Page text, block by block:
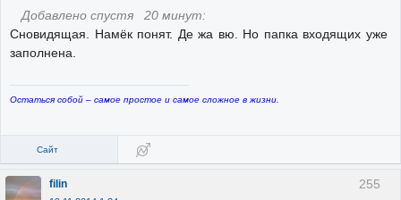
Добавлено спустя 20 минут:
Сновидящая. Намёк понят. Де жа вю. Но папка входящих уже
заполнена.
Остаться собой – самое простое и самое сложное в жизни.
Сайт
255
filin